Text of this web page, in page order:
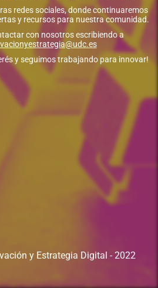
redes sociales, donde continuaremos
y recursos para nuestra comunidad.
con nosotros escribiendo a
y seguimos trabajando para innovar!
y Estrategia Digital - 2022